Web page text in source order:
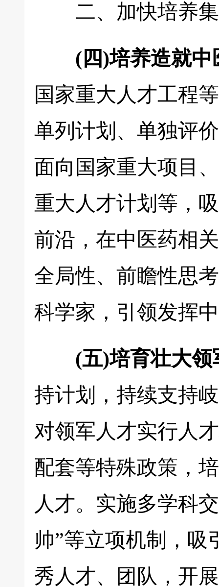
二、加快培养
(四)培养造就
国家重大人才工程
单列计划、单独评
面向国家重大项目
重大人才计划等，
前沿，在中医药相
全局性、前瞻性思
科学家，引领发挥
(五)培育壮大
持计划，持续支持
对领军人才实行人
配套等特殊政策，
人才。实施多学科
帅”等立项机制，吸
秀人才、团队，开